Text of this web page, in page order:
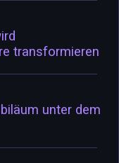
transformieren
unter dem